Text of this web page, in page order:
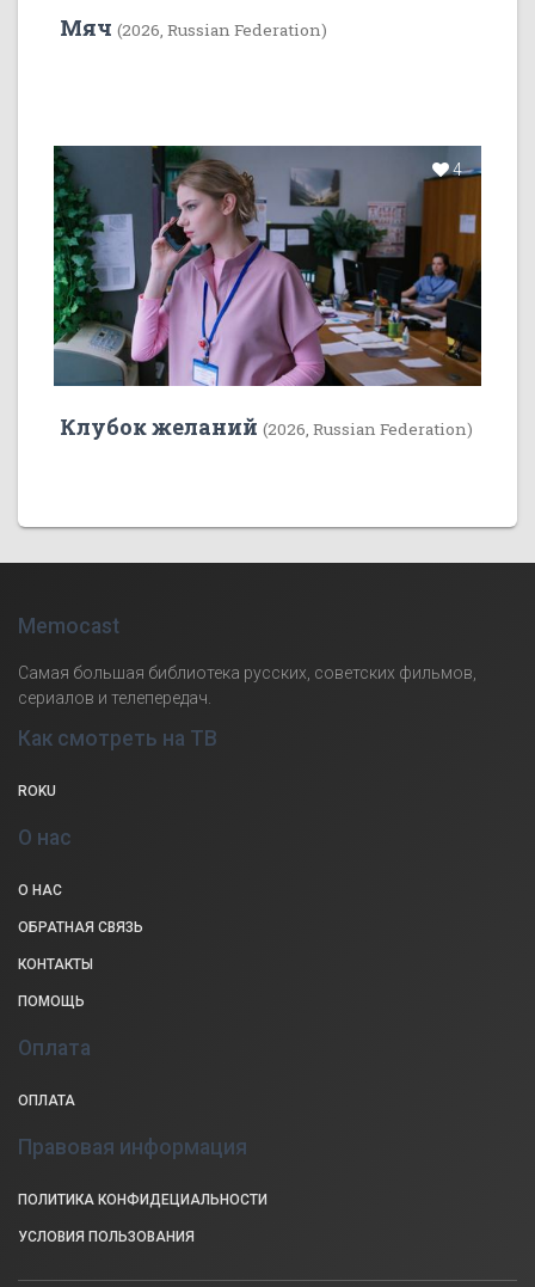
Мяч (2026, Russian Federation)
4
Клубок желаний (2026, Russian Federation)
Memocast
Самая большая библиотека русских, советских фильмов,
сериалов и телепередач.
Как смотреть на ТВ
ROKU
О нас
О НАС
ОБРАТНАЯ СВЯЗЬ
КОНТАКТЫ
ПОМОЩЬ
Оплата
ОПЛАТА
Правовая информация
ПОЛИТИКА КОНФИДЕЦИАЛЬНОСТИ
УСЛОВИЯ ПОЛЬЗОВАНИЯ